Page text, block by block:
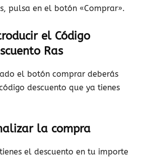
pulsa en el botón «Comprar».
el Código
Ras
el botón comprar deberás
descuento que ya tienes
la compra
el descuento en tu importe